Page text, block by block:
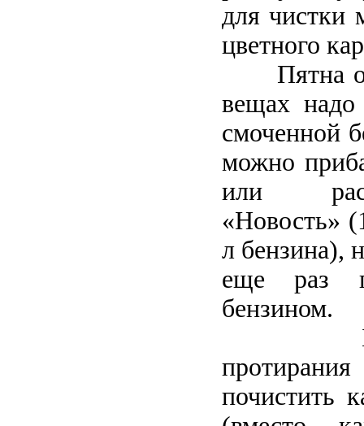
для чистки
цветного
Пятна
вещах надо
смоченной
можно
или
«Новость»
л бензина),
еще раз
бензином.
почистить